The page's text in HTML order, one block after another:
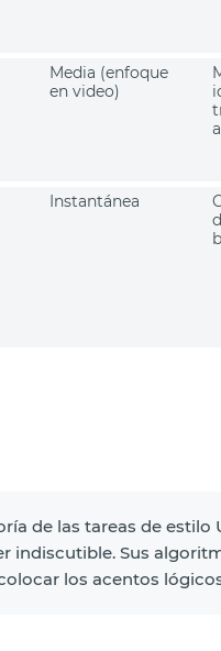
Media (enfoque
en video)
Instantánea
de las tareas de estilo
indiscutible. Sus
los acentos